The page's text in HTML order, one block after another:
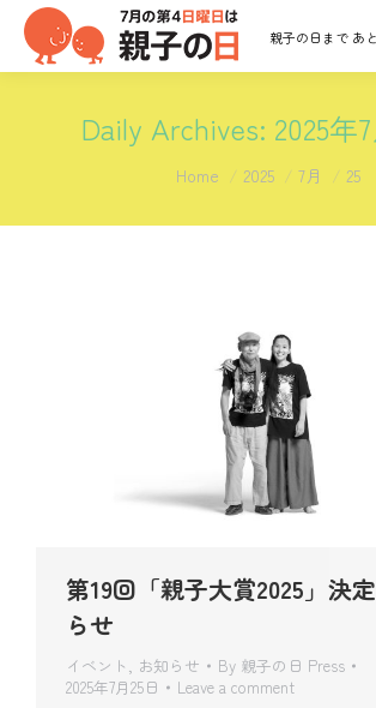
Daily Archives: 2025年
You are here:
Home 2025 7月 25
第19回「親子大賞2025」決
らせ
イベント , お知らせ By 親子の日 Press
2025年7月25日
Leave a comment